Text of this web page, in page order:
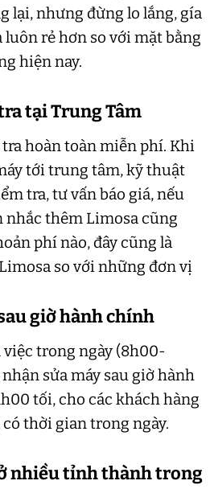
lại, nhưng đừng lo lắng, gía
rẻ hơn so với mặt bằng
hiện nay.
tại Trung Tâm
hoàn toàn miễn phí. Khi
tới trung tâm, kỹ thuật
tra, tư vấn báo giá, nếu
nhắc thêm Limosa cũng
phí nào, đây cũng là
so với những đơn vị
giờ hành chính
trong ngày (8h00-
sửa máy sau giờ hành
tối, cho các khách hàng
thời gian trong ngày.
nhiều tỉnh thành trong